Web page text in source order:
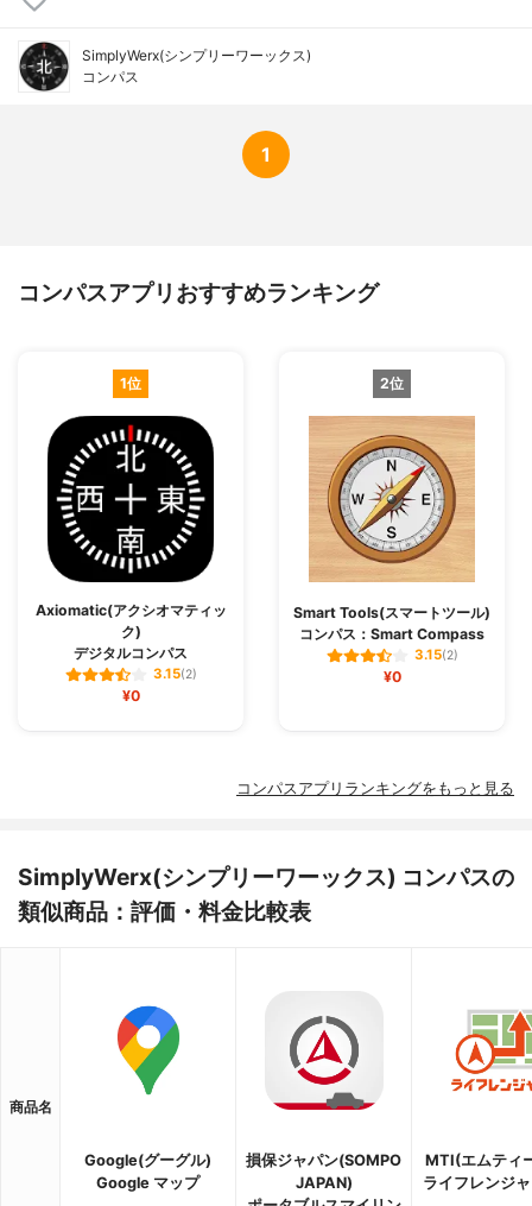
SimplyWerx(シンプリーワーックス)
コンパス
1
コンパスアプリおすすめランキング
1位
Axiomatic(アクシオマティッ
ク)
デジタルコンパス
3.15(2)
¥0
2位
Smart Tools(スマートツール)
コンパス：Smart Compass
3.15(2)
¥0
コンパスアプリランキングをもっと見る
SimplyWerx(シンプリーワーックス) コンパスの
類似商品：評価・料金比較表
商品名
Google(グーグル)
Google マップ
損保ジャパン(SOMPO
JAPAN)
MTI(エムティ
ライフレンジ